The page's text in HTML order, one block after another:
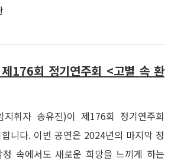
176회 정기연주회 <고별 속 환
지휘자 송유진)이 제176회 정기연주회
니다. 이번 공연은 2024년의 마지막 정
속에서도 새로운 희망을 느끼게 하는